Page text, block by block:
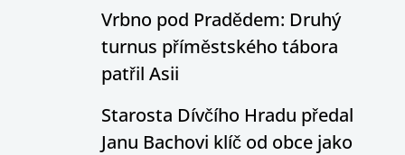
Vrbno pod Pradědem: Druhý
turnus příměstského tábora
patřil Asii
Starosta Dívčího Hradu předal
Janu Bachovi klíč od obce jako